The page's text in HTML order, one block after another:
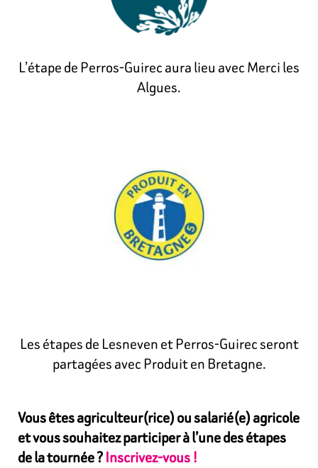
L’étape de Perros-Guirec aura lieu avec Merci les
Algues.
Les étapes de Lesneven et Perros-Guirec seront
partagées avec Produit en Bretagne.
Vous êtes agriculteur(rice) ou salarié(e) agricole
et vous souhaitez participer à l’une des étapes
de la tournée ?Inscrivez-vous !